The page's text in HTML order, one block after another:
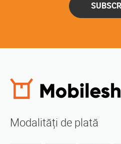
Modalități de plată